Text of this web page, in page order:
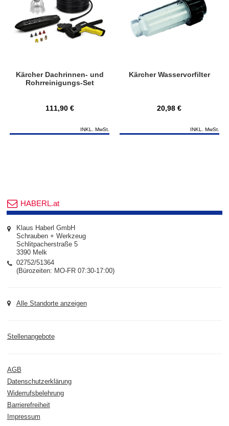
Kärcher Dachrinnen- und
Rohrreinigungs-Set
111,90 €
INKL. MwSt.
Kärcher Wasservorfilter
20,98 €
INKL. MwSt.
HABERL.at
Klaus Haberl GmbH
Schrauben + Werkzeug
Schlitpacherstraße 5
3390 Melk
02752/51364
(Bürozeiten: MO-FR 07:30-17:00)
Alle Standorte anzeigen
Stellenangebote
AGB
Datenschutzerklärung
Widerrufsbelehrung
Barrierefreiheit
Impressum